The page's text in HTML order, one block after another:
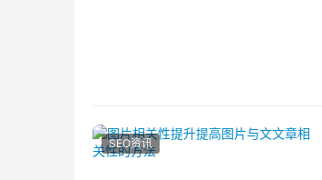
SEO资讯